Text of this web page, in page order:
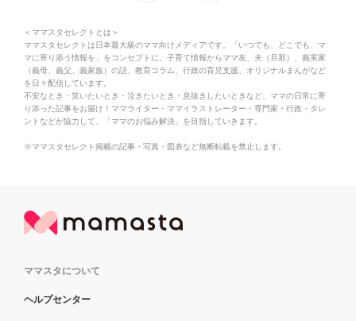
＜ママスタセレクトとは＞
ママスタセレクトは日本最大級のママ向けメディアです。「いつでも、どこでも、マ
マに寄り添う情報を」をコンセプトに、子育て情報からママ友、夫（旦那）、義実家
（義母、義父、義家族）の話、教育コラム、行政の育児支援、オリジナルまんがなど
を日々配信しています。
不安なとき・笑いたいとき・泣きたいとき・息抜きしたいときなど、ママの日常に寄
り添った記事をお届け！ママライター・ママイラストレーター・専門家・行政・タレ
ントなどが協力して、「ママのお悩み解決」を目指していきます。
※ママスタセレクト掲載の記事・写真・図表など無断転載を禁止します。
ママスタについて
ヘルプセンター